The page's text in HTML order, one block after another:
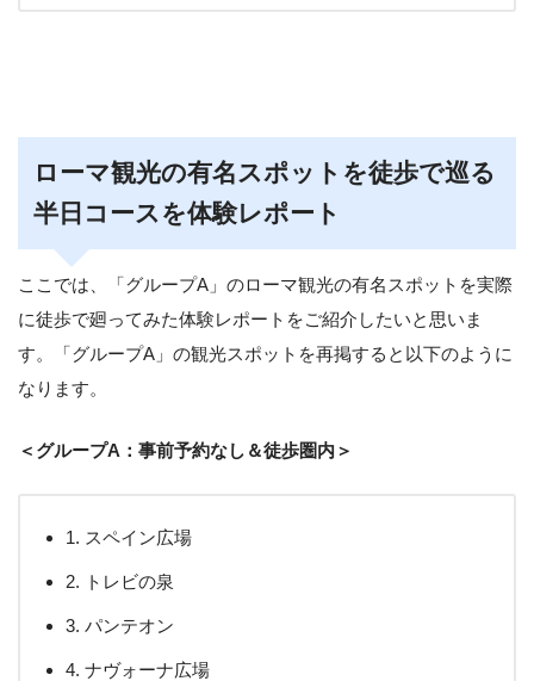
ローマ観光の有名スポットを徒歩で巡る
半日コースを体験レポート
ここでは、「グループA」のローマ観光の有名スポットを実際
に徒歩で廻ってみた体験レポートをご紹介したいと思いま
す。「グループA」の観光スポットを再掲すると以下のように
なります。
＜グループA：事前予約なし＆徒歩圏内＞
1. スペイン広場
2. トレビの泉
3. パンテオン
4. ナヴォーナ広場